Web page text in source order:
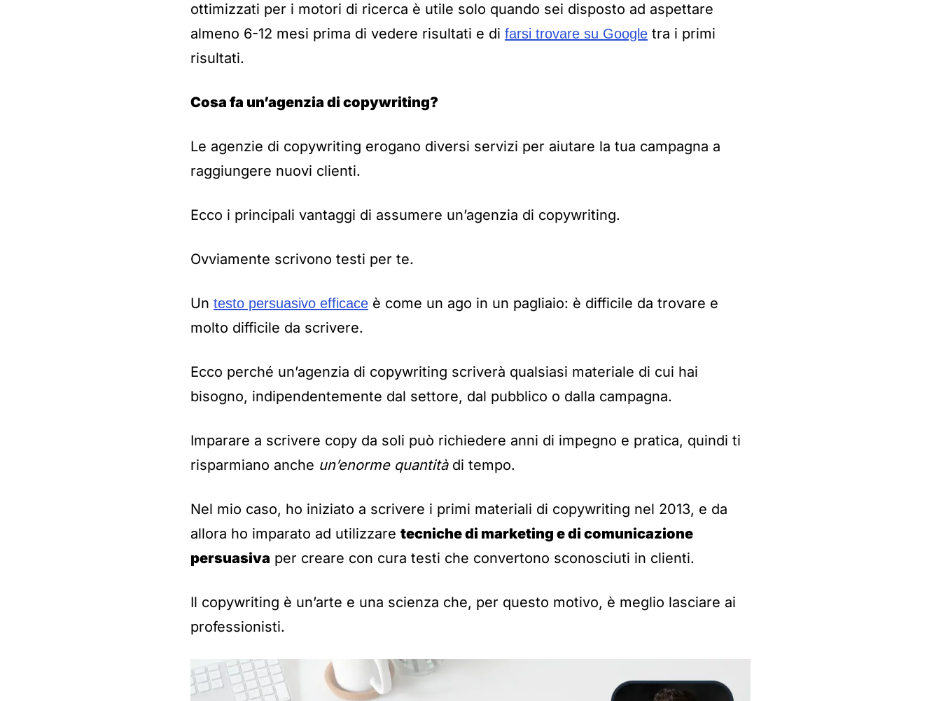
ottimizzati per i motori di ricerca è utile solo quando sei disposto ad aspettare
almeno 6-12 mesi prima di vedere risultati e di farsi trovare su Google tra i primi
risultati.
Cosa fa un’agenzia di copywriting?
Le agenzie di copywriting erogano diversi servizi per aiutare la tua campagna a
raggiungere nuovi clienti.
Ecco i principali vantaggi di assumere un’agenzia di copywriting.
Ovviamente scrivono testi per te.
Un testo persuasivo efficace è come un ago in un pagliaio: è difficile da trovare e
molto difficile da scrivere.
Ecco perché un’agenzia di copywriting scriverà qualsiasi materiale di cui hai
bisogno, indipendentemente dal settore, dal pubblico o dalla campagna.
Imparare a scrivere copy da soli può richiedere anni di impegno e pratica, quindi ti
risparmiano anche un’enorme quantitàdi tempo.
Nel mio caso, ho iniziato a scrivere i primi materiali di copywriting nel 2013, e da
allora ho imparato ad utilizzare tecniche di marketing e di comunicazione
persuasiva per creare con cura testi che convertono sconosciuti in clienti.
Il copywriting è un’arte e una scienza che, per questo motivo, è meglio lasciare ai
professionisti.